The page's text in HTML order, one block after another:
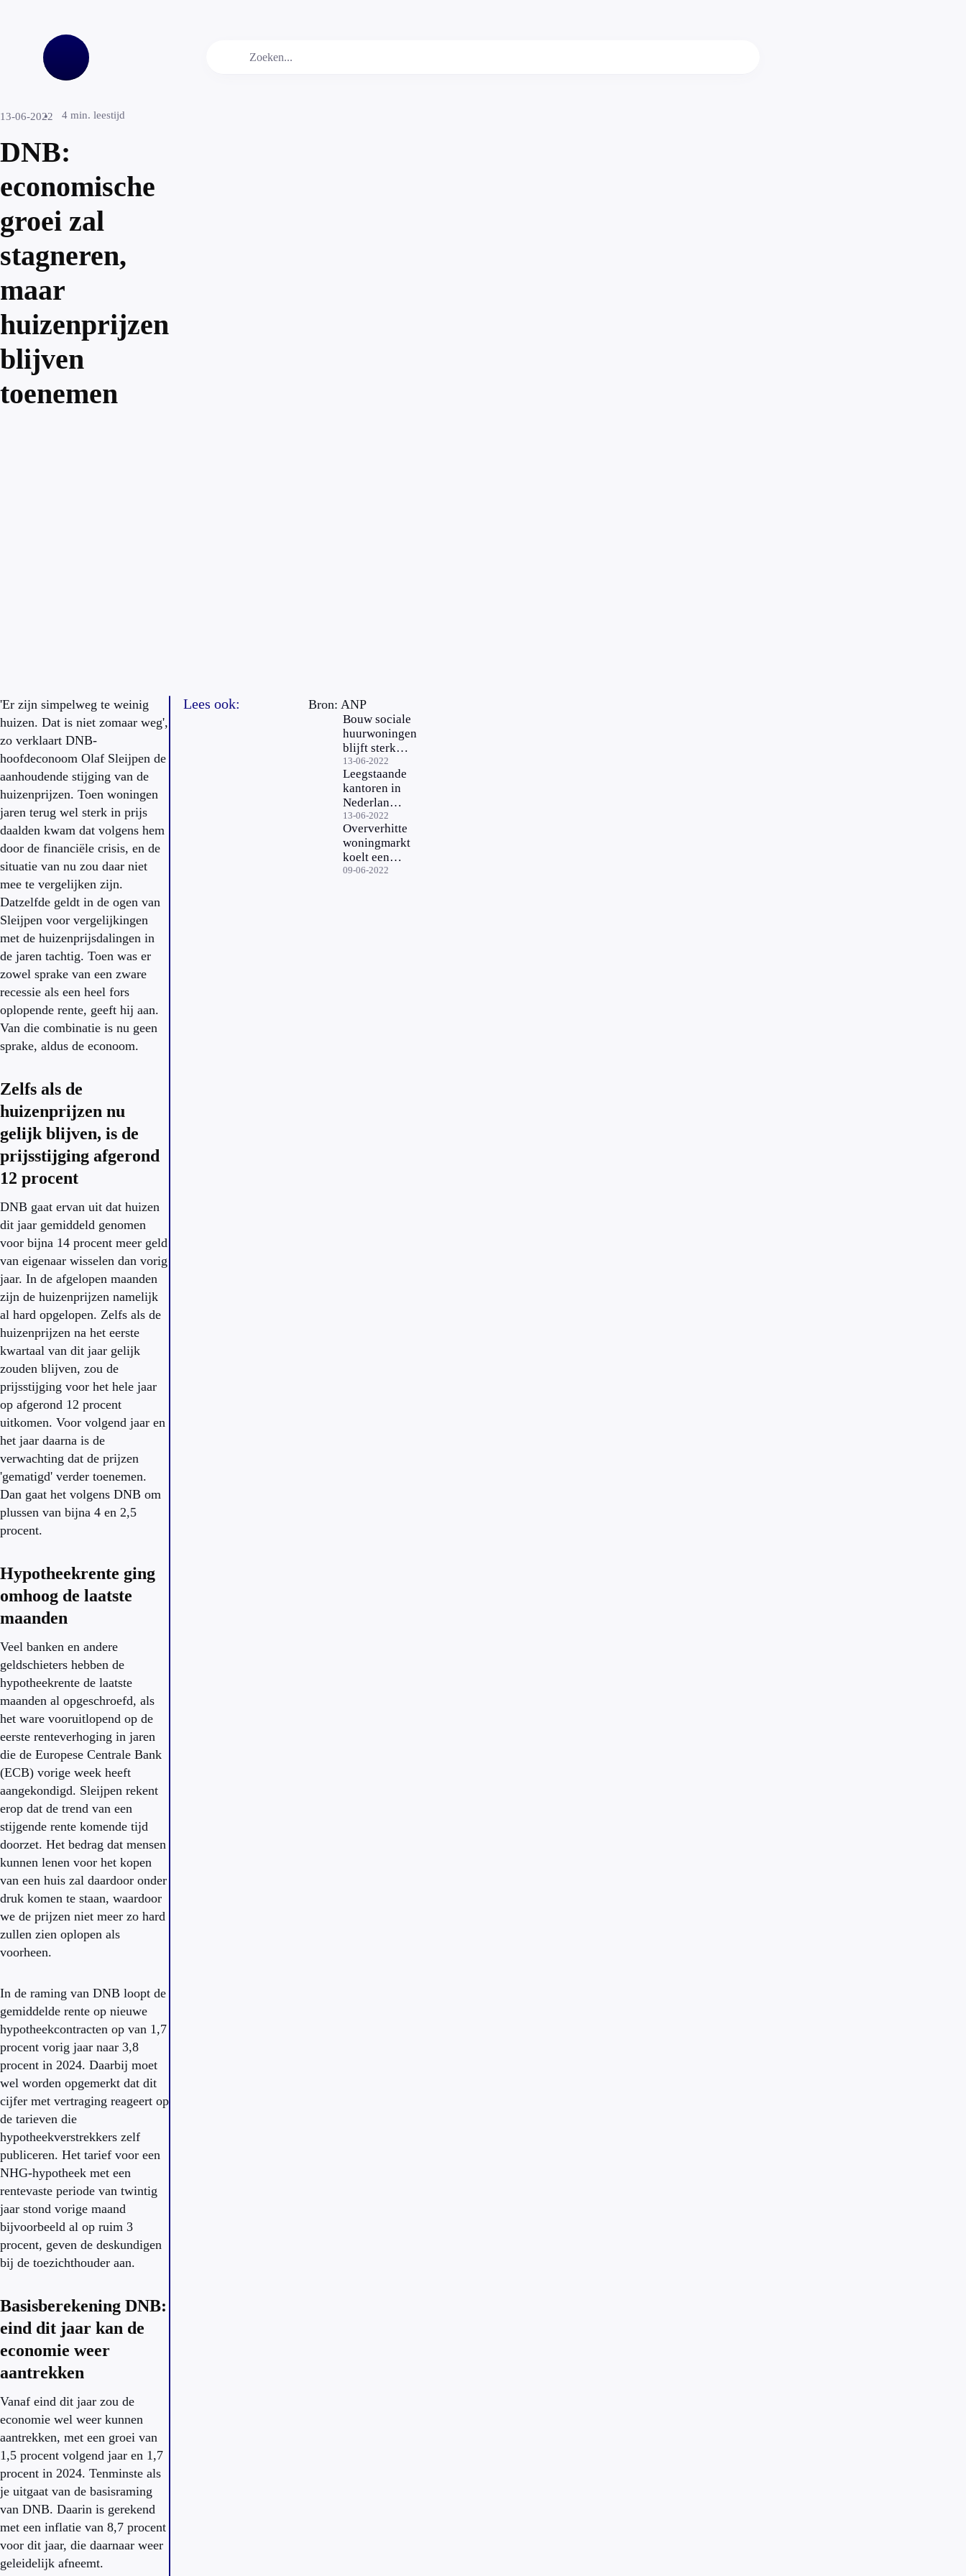
13-06-2022 4 min. leestijd
DNB:
economische
groei zal
stagneren,
maar
huizenprijzen
blijven
toenemen
'Er zijn simpelweg te weinig
huizen. Dat is niet zomaar weg',
zo verklaart DNB-
hoofdeconoom Olaf Sleijpen de
aanhoudende stijging van de
huizenprijzen. Toen woningen
jaren terug wel sterk in prijs
daalden kwam dat volgens hem
door de financiële crisis, en de
situatie van nu zou daar niet
mee te vergelijken zijn.
Datzelfde geldt in de ogen van
Sleijpen voor vergelijkingen
met de huizenprijsdalingen in
de jaren tachtig. Toen was er
zowel sprake van een zware
recessie als een heel fors
oplopende rente, geeft hij aan.
Van die combinatie is nu geen
sprake, aldus de econoom.
Zelfs als de
huizenprijzen nu
gelijk blijven, is de
prijsstijging afgerond
12 procent
DNB gaat ervan uit dat huizen
dit jaar gemiddeld genomen
voor bijna 14 procent meer geld
van eigenaar wisselen dan vorig
jaar. In de afgelopen maanden
zijn de huizenprijzen namelijk
al hard opgelopen. Zelfs als de
huizenprijzen na het eerste
kwartaal van dit jaar gelijk
zouden blijven, zou de
prijsstijging voor het hele jaar
op afgerond 12 procent
uitkomen. Voor volgend jaar en
het jaar daarna is de
verwachting dat de prijzen
'gematigd' verder toenemen.
Dan gaat het volgens DNB om
plussen van bijna 4 en 2,5
procent.
Hypotheekrente ging
omhoog de laatste
maanden
Veel banken en andere
geldschieters hebben de
hypotheekrente de laatste
maanden al opgeschroefd, als
het ware vooruitlopend op de
eerste renteverhoging in jaren
die de Europese Centrale Bank
(ECB) vorige week heeft
aangekondigd. Sleijpen rekent
erop dat de trend van een
stijgende rente komende tijd
doorzet. Het bedrag dat mensen
kunnen lenen voor het kopen
van een huis zal daardoor onder
druk komen te staan, waardoor
we de prijzen niet meer zo hard
zullen zien oplopen als
voorheen.
In de raming van DNB loopt de
gemiddelde rente op nieuwe
hypotheekcontracten op van 1,7
procent vorig jaar naar 3,8
procent in 2024. Daarbij moet
wel worden opgemerkt dat dit
cijfer met vertraging reageert op
de tarieven die
hypotheekverstrekkers zelf
publiceren. Het tarief voor een
NHG-hypotheek met een
rentevaste periode van twintig
jaar stond vorige maand
bijvoorbeeld al op ruim 3
procent, geven de deskundigen
bij de toezichthouder aan.
Basisberekening DNB:
eind dit jaar kan de
economie weer
aantrekken
Vanaf eind dit jaar zou de
economie wel weer kunnen
aantrekken, met een groei van
1,5 procent volgend jaar en 1,7
procent in 2024. Tenminste als
je uitgaat van de basisraming
van DNB. Daarin is gerekend
met een inflatie van 8,7 procent
voor dit jaar, die daarnaar weer
geleidelijk afneemt.
Lees ook:
Bouw sociale
huurwoningen
blijft sterk
achter of gaat
überhaupt niet
door
13-06-2022
Leegstaande
kantoren in
Nederland
kunnen
omgebouwd
worden tot
minimaal
11.500
13-06-2022
Oververhitte
woningmarkt
koelt een
paar graden
09-06-2022
Bron: ANP